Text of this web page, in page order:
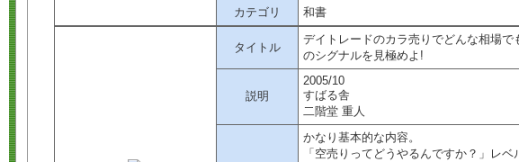
カテゴリ
和書
タイトル
デイトレードのカラ売りでどんな相場
のシグナルを見極めよ!
説明
2005/10
すばる舎
二階堂 重人
かなり基本的な内容。
「空売りってどうやるんですか？」レベ